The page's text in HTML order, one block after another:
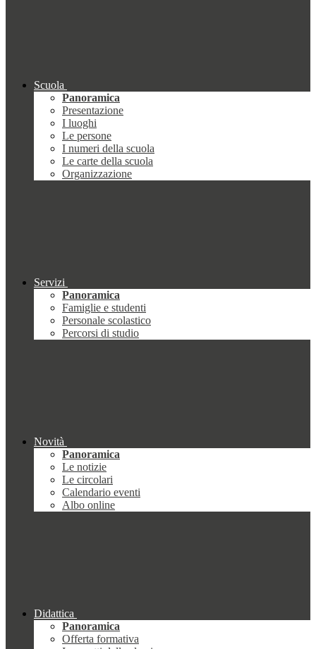
Scuola
Panoramica
Presentazione
I luoghi
Le persone
I numeri della scuola
Le carte della scuola
Organizzazione
Servizi
Panoramica
Famiglie e studenti
Personale scolastico
Percorsi di studio
Novità
Panoramica
Le notizie
Le circolari
Calendario eventi
Albo online
Didattica
Panoramica
Offerta formativa